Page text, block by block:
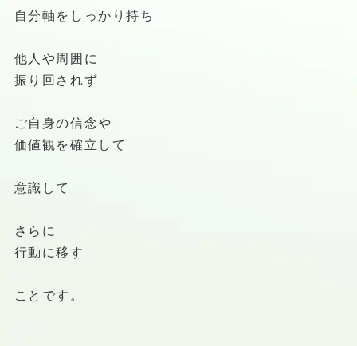
自分軸をしっかり持ち
他人や周囲に
振り回されず
ご自身の信念や
価値観を確立して
意識して
さらに
行動に移す
ことです。